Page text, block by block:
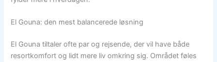
El Gouna: den mest balancerede løsning
El Gouna tiltaler ofte par og rejsende, der vil have både
resortkomfort og lidt mere liv omkring sig. Området føles